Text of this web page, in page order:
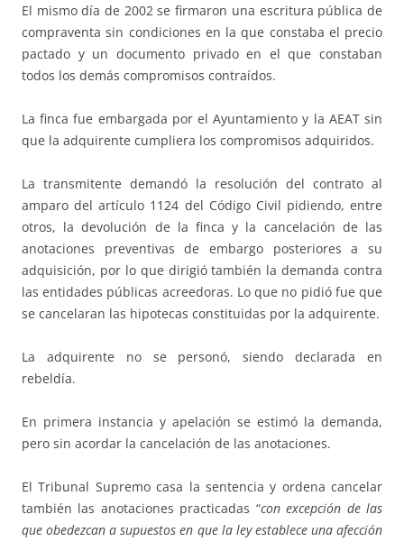
El mismo día de 2002 se firmaron una escritura pública de
compraventa sin condiciones en la que constaba el precio
pactado y un documento privado en el que constaban
todos los demás compromisos contraídos.
La finca fue embargada por el Ayuntamiento y la AEAT sin
que la adquirente cumpliera los compromisos adquiridos.
La transmitente demandó la resolución del contrato al
amparo del artículo 1124 del Código Civil pidiendo, entre
otros, la devolución de la finca y la cancelación de las
anotaciones preventivas de embargo posteriores a su
adquisición, por lo que dirigió también la demanda contra
las entidades públicas acreedoras. Lo que no pidió fue que
se cancelaran las hipotecas constituidas por la adquirente.
La adquirente no se personó, siendo declarada en
rebeldía.
En primera instancia y apelación se estimó la demanda,
pero sin acordar la cancelación de las anotaciones.
El Tribunal Supremo casa la sentencia y ordena cancelar
también las anotaciones practicadas “con excepción de las
que obedezcan a supuestos en que la ley establece una afección